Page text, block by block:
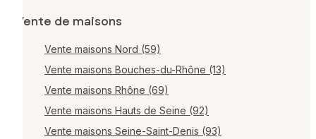
Vente de maisons
Vente maisons Nord (59)
Vente maisons Bouches-du-Rhône (13)
Vente maisons Rhône (69)
Vente maisons Hauts de Seine (92)
Vente maisons Seine-Saint-Denis (93)